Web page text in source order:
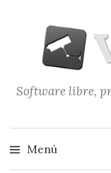
contenido
Software libre,
Menú